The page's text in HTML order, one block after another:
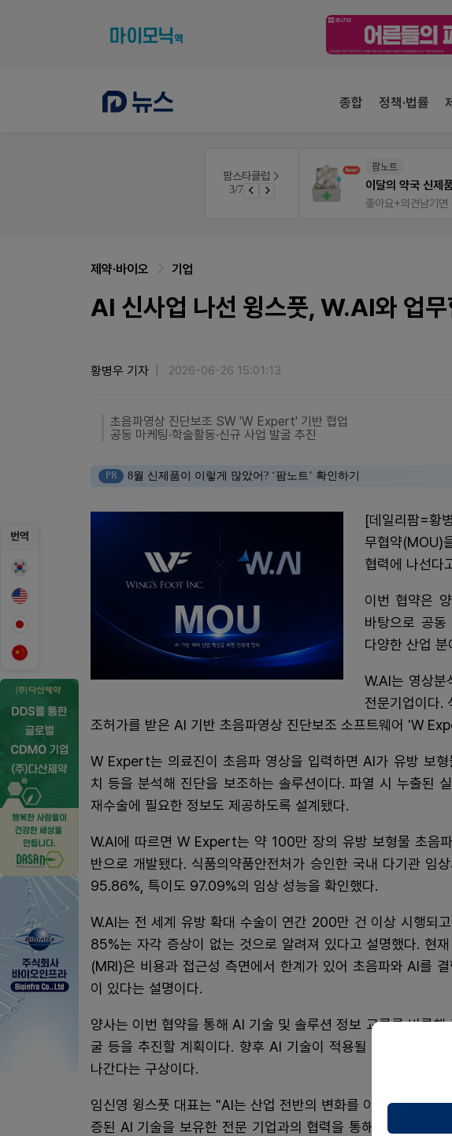
종합 정책·법률
팜스타클럽
3/7 우리 가족 다양한 상처엔 비아핀!
팜노트
이달의 약국 신제
좋아요+의견남기면
번역
제약·바이오 기업
AI 신사업 나선 윙스풋, W.AI와 업무
황병우 기자 2026-06-26 15:01:13
초음파영상 진단보조 SW 'W Expert' 기반 협업
공동 마케팅·학술활동·신규 사업 발굴 추진
PR 8월 신제품이 이렇게 많았어? ‘팜노트’ 확인하기
[데일리팜=황
무협약(MOU)
협력에 나선다
이번 협약은
바탕으로 공
다양한 산업
W.AI는 영상분
전문기업이다.
조허가를 받은 AI 기반 초음파영상 진단보조 소프트웨어 'W
W Expert는 의료진이 초음파 영상을 입력하면 AI가 유방 보
치 등을 분석해 진단을 보조하는 솔루션이다. 파열 시 누출된
재수술에 필요한 정보도 제공하도록 설계됐다.
W.AI에 따르면 W Expert는 약 100만 장의 유방 보형물 초음
반으로 개발됐다. 식품의약품안전처가 승인한 국내 다기관 임
95.86%, 특이도 97.09%의 임상 성능을 확인했다.
W.AI는 전 세계 유방 확대 수술이 연간 200만 건 이상 시행되
85%는 자각 증상이 없는 것으로 알려져 있다고 설명했다. 현
(MRI)은 비용과 접근성 측면에서 한계가 있어 초음파와 AI를
이 있다는 설명이다.
양사는 이번 협약을 통해 AI 기술 및 솔루션 정보 교류를 비롯
굴 등을 추진할 계획이다. 향후 AI 기술이 적용될 수 있는 산업
나간다는 구상이다.
임신영 윙스풋 대표는 "AI는 산업 전반의 변화를 이끌고 있는
증된 AI 기술을 보유한 전문 기업과의 협력을 통해 새로운 사업